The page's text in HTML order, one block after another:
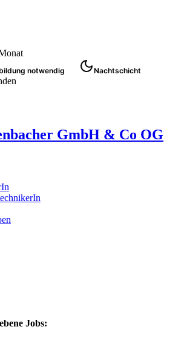
notwendig Nachtschicht
GmbH & Co OG
Jobs: